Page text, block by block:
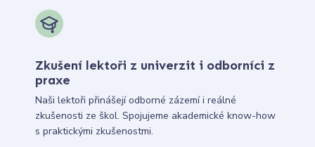
Zkušení lektoři z univerzit i odborníci z
praxe
Naši lektoři přinášejí odborné zázemí i reálné
zkušenosti ze škol. Spojujeme akademické know-how
s praktickými zkušenostmi.